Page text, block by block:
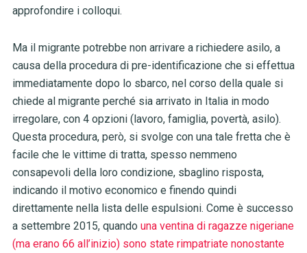
approfondire i colloqui.
Ma il migrante potrebbe non arrivare a richiedere asilo, a
causa della procedura di pre-identificazione che si effettua
immediatamente dopo lo sbarco, nel corso della quale si
chiede al migrante perché sia arrivato in Italia in modo
irregolare, con 4 opzioni (lavoro, famiglia, povertà, asilo).
Questa procedura, però, si svolge con una tale fretta che è
facile che le vittime di tratta, spesso nemmeno
consapevoli della loro condizione, sbaglino risposta,
indicando il motivo economico e finendo quindi
direttamente nella lista delle espulsioni. Come è successo
a settembre 2015, quando una ventina di ragazze nigeriane
(ma erano 66 all’inizio) sono state rimpatriate nonostante